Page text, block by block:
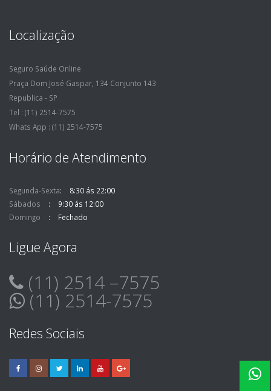
Localização
Seguro Saúde Online
Praça Dom José Gaspar, 134 Conjunto 143
Republica - SP
Tel : (11) 2514-7575
Whats App : (11) 2514-7575
Horário de Atendimento
Segunda-Sexta
8:30 ás 22:00
Sábados
9:30 ás 12:00
Domingo
Fechado
Ligue Agora
(11) 2514 –7575
(11) 2514-7575
Redes Sociais